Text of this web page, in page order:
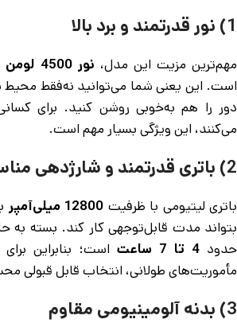
1) نور قدرتمند و برد بالا
مهم‌ترین مزیت این مدل، نور 4500 لومن
است. این یعنی شما می‌توانید نه‌فقط محیط
دور را هم به‌خوبی روشن کنید. برای
می‌کنند، این ویژگی بسیار مهم است.
2) باتری قدرتمند و شارژدهی مناسب
باتری لیتیومی با ظرفیت 12800 میلی‌آمپر
بتواند مدت قابل‌توجهی کار کند. بسته به
حدود4 تا 7 ساعت
است؛ بنابراین
مأموریت‌های طولانی، انتخاب قابل قبولی
3) بدنه آلومینیومی مقاوم